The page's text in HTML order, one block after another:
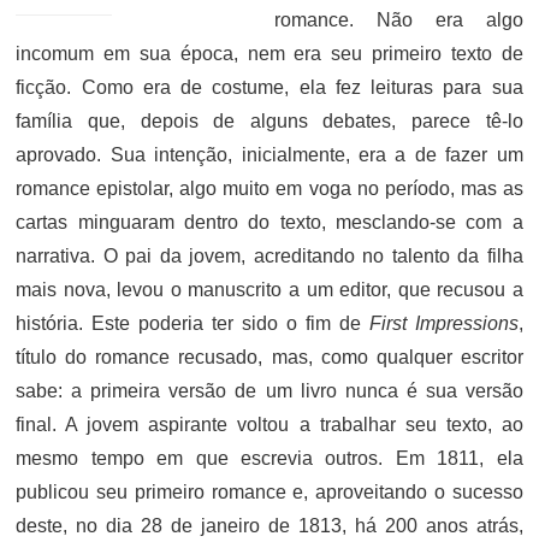
romance. Não era algo
incomum em sua época, nem era seu primeiro texto de
ficção. Como era de costume, ela fez leituras para sua
família que, depois de alguns debates, parece tê-lo
aprovado. Sua intenção, inicialmente, era a de fazer um
romance epistolar, algo muito em voga no período, mas as
cartas minguaram dentro do texto, mesclando-se com a
narrativa. O pai da jovem, acreditando no talento da filha
mais nova, levou o manuscrito a um editor, que recusou a
história. Este poderia ter sido o fim de First Impressions,
título do romance recusado, mas, como qualquer escritor
sabe: a primeira versão de um livro nunca é sua versão
final. A jovem aspirante voltou a trabalhar seu texto, ao
mesmo tempo em que escrevia outros. Em 1811, ela
publicou seu primeiro romance e, aproveitando o sucesso
deste, no dia 28 de janeiro de 1813, há 200 anos atrás,